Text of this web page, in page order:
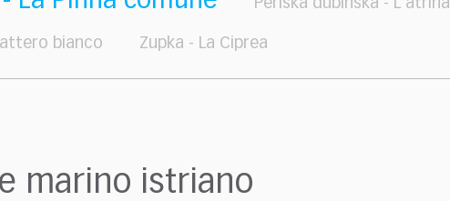
Periska dubinska - L'atrina
bianco Zupka - La Ciprea
marino istriano